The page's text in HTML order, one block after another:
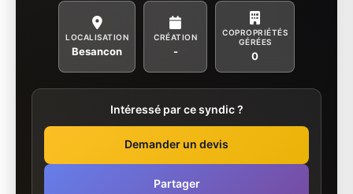
LOCALISATION
Besancon
CRÉATION
-
COPROPRIÉTÉS
GÉRÉES
0
Intéressé par ce syndic ?
Demander un devis
Partager